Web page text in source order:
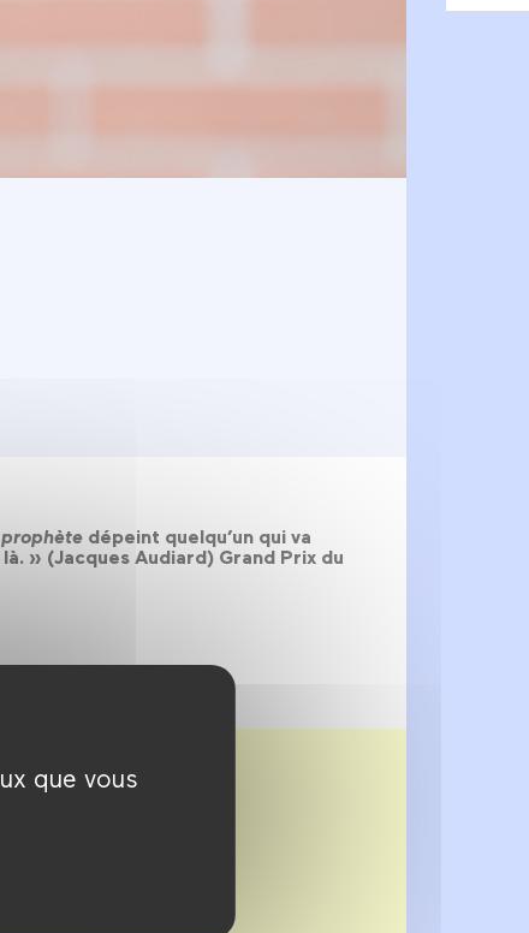
que vous
prophète dépeint quelqu’un qui va
» (Jacques Audiard) Grand Prix du